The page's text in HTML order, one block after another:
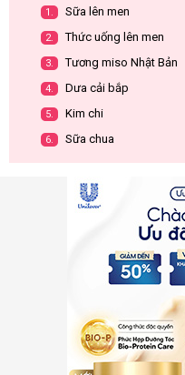
1. Sữa lên men
2. Thức uống lên men
3. Tương miso Nhật Bản
4. Dưa cải bắp
5. Kim chi
6. Sữa chua